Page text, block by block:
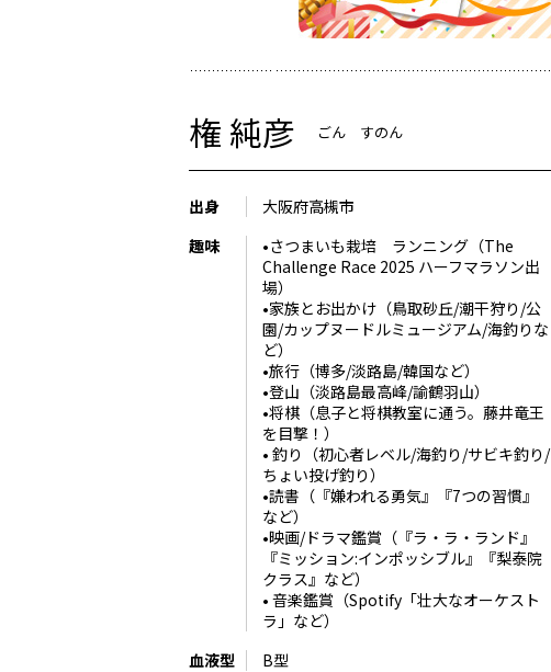
権 純彦 ごん すのん
出身
大阪府高槻市
趣味
•さつまいも栽培 ランニング（The
Challenge Race 2025 ハーフマラソン出
場）
•家族とお出かけ（鳥取砂丘/潮干狩り/公
園/カップヌードルミュージアム/海釣りな
ど）
•旅行（博多/淡路島/韓国など）
•登山（淡路島最高峰/諭鶴羽山）
•将棋（息子と将棋教室に通う。藤井竜王
を目撃！）
• 釣り（初心者レベル/海釣り/サビキ釣り/
ちょい投げ釣り）
•読書（『嫌われる勇気』『7つの習慣』
など）
•映画/ドラマ鑑賞（『ラ・ラ・ランド』
『ミッション:インポッシブル』『梨泰院
クラス』など）
• 音楽鑑賞（Spotify「壮大なオーケスト
ラ」など）
血液型
B型